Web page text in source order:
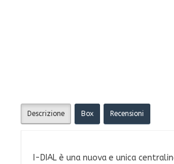
Descrizione Box Recensioni
I-DIAL è una nuova e unica